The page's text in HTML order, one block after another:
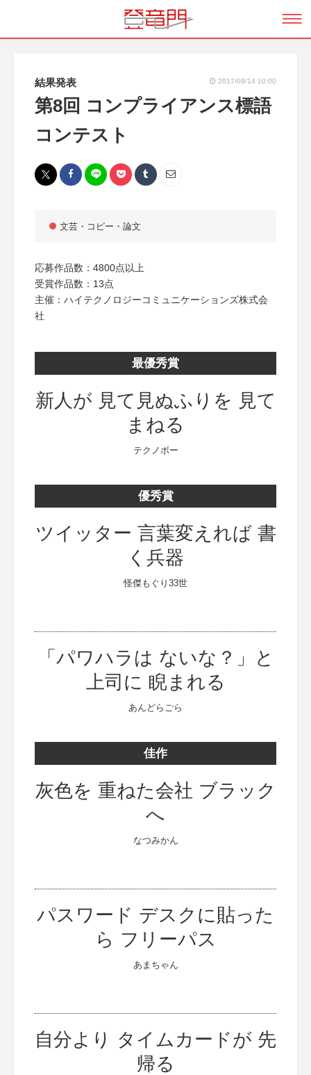
結果発表 2017/09/14 10:00
第8回 コンプライアンス標語
コンテスト
文芸・コピー・論文
応募作品数：4800点以上
受賞作品数：13点
主催：ハイテクノロジーコミュニケーションズ株式会
社
最優秀賞
新人が 見て見ぬふりを 見て
まねる
テクノボー
優秀賞
ツイッター 言葉変えれば 書
く兵器
怪傑もぐり33世
「パワハラは ないな？」と
上司に 睨まれる
あんどらごら
佳作
灰色を 重ねた会社 ブラック
へ
なつみかん
パスワード デスクに貼った
ら フリーパス
あまちゃん
自分より タイムカードが 先
帰る